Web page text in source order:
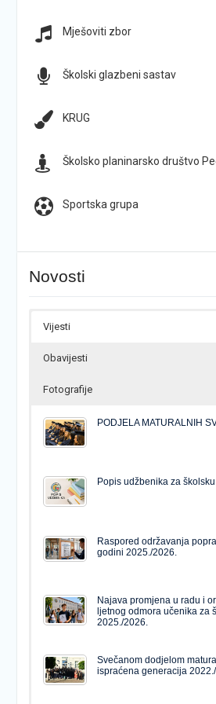
Mješoviti zbor
Školski glazbeni sastav
KRUG
Školsko planinarsko društvo
Sportska grupa
Novosti
Vijesti
Obavijesti
Fotografije
PODJELA MATURALNIH
Popis udžbenika za
Raspored održavanja
godini 2025./2026.
Najava promjena u radu i
ljetnog odmora učenika za
2025./2026.
Svečanom dodjelom
ispraćena generacija 2022./